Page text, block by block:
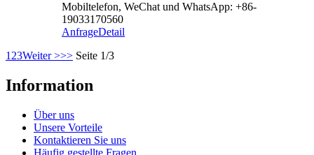
Mobiltelefon, WeChat und WhatsApp: +86-
19033170560
AnfrageDetail
1 23Weiter >>> Seite 1/3
Information
Über uns
Unsere Vorteile
Kontaktieren Sie uns
Häufig gestellte Fragen